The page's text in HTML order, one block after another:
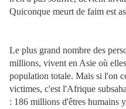
Quiconque meurt de faim est
Le plus grand nombre des
millions, vivent en Asie où
population totale. Mais si l'on
victimes, c'est l'Afrique
: 186 millions d'êtres humains